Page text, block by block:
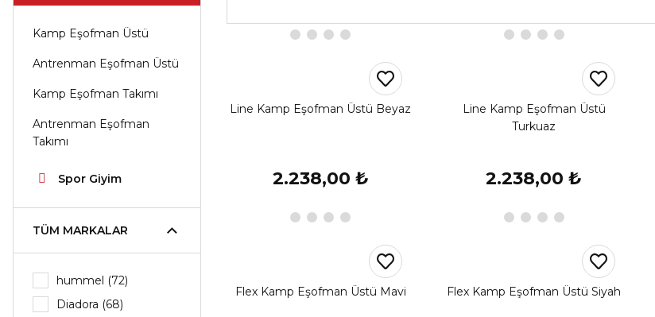
Kamp Eşofman Üstü
Antrenman Eşofman Üstü
Kamp Eşofman Takımı
Antrenman Eşofman
Takımı
Spor Giyim
TÜM MARKALAR
hummel (72)
Diadora (68)
Line Kamp Eşofman Üstü Beyaz
2.238,00 ₺
Line Kamp Eşofman Üstü
Turkuaz
2.238,00 ₺
Flex Kamp Eşofman Üstü Mavi Flex Kamp Eşofman Üstü Siyah